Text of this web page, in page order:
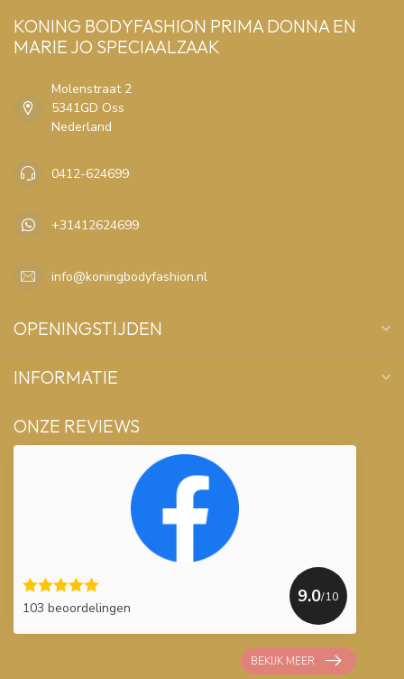
KONING BODYFASHION PRIMA DONNA EN
MARIE JO SPECIAALZAAK
Molenstraat 2
5341GD Oss
Nederland
0412-624699
+31412624699
info@koningbodyfashion.nl
OPENINGSTIJDEN
INFORMATIE
ONZE REVIEWS
103 beoordelingen
9.0/10
BEKIJK MEER